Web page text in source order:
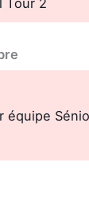
équipe